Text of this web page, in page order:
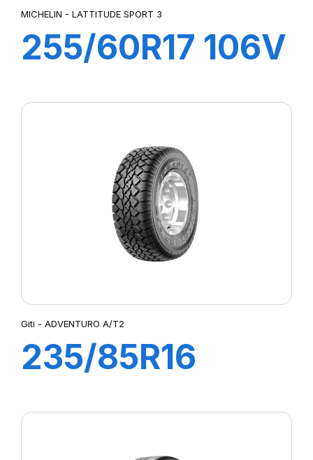
MICHELIN - LATTITUDE SPORT 3
255/60R17 106V
Giti - ADVENTURO A/T2
235/85R16